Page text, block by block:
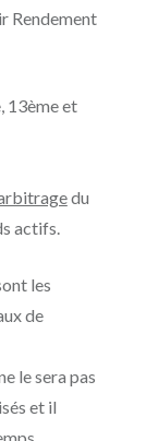
Rendement
13ème et
du
actifs.
les
de
le sera pas
et il